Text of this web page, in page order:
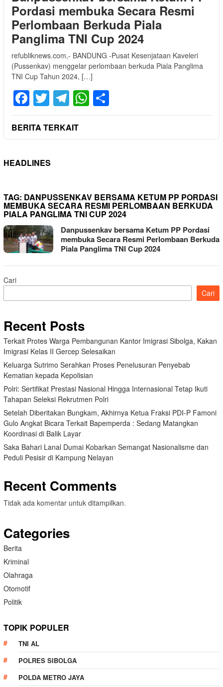
Pordasi membuka Secara Resmi
Perlombaan Berkuda Piala
Panglima TNI Cup 2024
refubliknews.com,- BANDUNG -Pusat Kesenjataan Kaveleri
(Pussenkav) menggelar perlombaan berkuda Piala Panglima
TNI Cup Tahun 2024, […]
Facebook
Twitter
Telegram
WhatsApp
BERITA TERKAIT
HEADLINES
TAG: DANPUSSENKAV BERSAMA KETUM PP PORDASI
MEMBUKA SECARA RESMI PERLOMBAAN BERKUDA
PIALA PANGLIMA TNI CUP 2024
Danpussenkav bersama Ketum PP Pordasi
membuka Secara Resmi Perlombaan Berkuda
Piala Panglima TNI Cup 2024
Cari
Cari
Recent Posts
Terkait Protes Warga Pembangunan Kantor Imigrasi Sibolga, Kakan
Imigrasi Kelas II Gercep Selesaikan
Keluarga Sutrimo Serahkan Proses Penelusuran Penyebab
Kematian kepada Kepolisian
Polri: Sertifikat Prestasi Nasional Hingga Internasional Tetap Ikuti
Tahapan Seleksi Rekrutmen Polri
Setelah Diberitakan Bungkam, Akhirnya Ketua Fraksi PDI-P Famoni
Gulo Angkat Bicara Terkait Bapemperda : Sedang Matangkan
Koordinasi di Balik Layar
Saka Bahari Lanal Dumai Kobarkan Semangat Nasionalisme dan
Peduli Pesisir di Kampung Nelayan
Recent Comments
Tidak ada komentar untuk ditampilkan.
Categories
Berita
Kriminal
Olahraga
Otomotif
Politik
TOPIK POPULER
TNI AL
POLRES SIBOLGA
POLDA METRO JAYA